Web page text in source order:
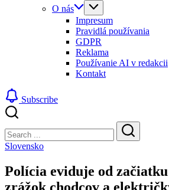
O nás
Impresum
Pravidlá používania
GDPR
Reklama
Používanie AI v redakcii
Kontakt
Subscribe
Search
Search
Slovensko
Polícia eviduje od